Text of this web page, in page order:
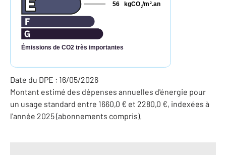
Émissions de CO2 très importantes
kgCO2/m 2.an
56
Date du DPE : 16/05/2026
Montant estimé des dépenses annuelles d'énergie pour
un usage standard entre 1660,0 € et 2280,0 €, indexées à
l'année 2025 (abonnements compris).